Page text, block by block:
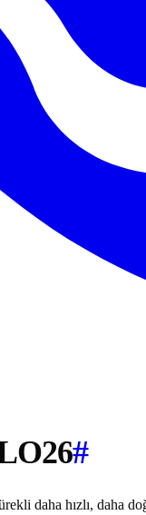
#
daha hızlı, daha